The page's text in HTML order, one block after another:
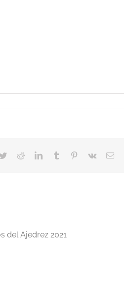
TwitterRedditLinkedInTumblr Pinterest
Vk
Correo
del Ajedrez 2021